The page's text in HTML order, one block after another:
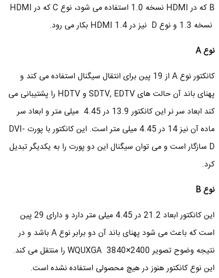
B که در HDMI نسخه 1.0 استفاده می شود، نوع C که در HDMI
نسخه 1.3 و نوع D نیز در HDMI 1.4 بکار می رود.
نوعA
کانکتور نوع A از 19 پین برای انتقال سیگنال استفاده می کند و
پهنای باند آن حالت های SDTV, EDTV و HDTV را پشتیبانی می
کند ابعاد سر نر این کانکتور 13.9 در 4.45 میلی متر و ابعاد سر
ماده آن نیز 14 در 4.45 میلی متر است. این کانکتور با پورت DVI-
D سازگار است و می توان سیگنال این دو پورت را به یکدیگر تبدیل
کرد.
نوعB
این کانکتور ابعاد 21.2 در 4.45 میلی متر دارد و دارای 29 پین
است که باعث می شود پهنای باند آن دو برابر نوع A باشد و در
نتیجه وضوح تصویر WQUXGA 3840×2400 را منتقل می کند.
این نوع کانکتور هنوز در هیچ محصولی استفاده نشده است.